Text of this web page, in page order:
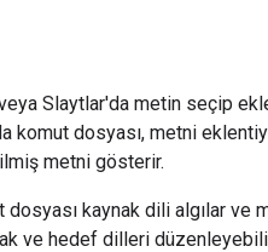
Slaytlar'da metin seçip
komut dosyası, metni
metni gösterir.
dosyası kaynak dili algılar ve
ve hedef dilleri